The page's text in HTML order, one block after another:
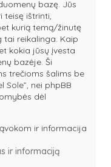
bazę. Jūs
teisę ištrinti,
kurią temą/žinutę
reikalinga. Kaip
kokia jūsų įvesta
bazėje. Ši
trečioms šalims be
Sole”, nei phpBB
dėl
ir informacija
ir informaciją